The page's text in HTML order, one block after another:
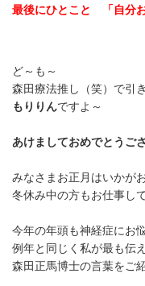
最後にひとこと 「自分お
ど～も～
森田療法推し（笑）で引
もりりんですよ～
あけましておめでとうご
みなさまお正月はいかが
冬休み中の方もお仕事し
今年の年頭も神経症にお
例年と同じく私が最も伝
森田正馬博士の言葉をご